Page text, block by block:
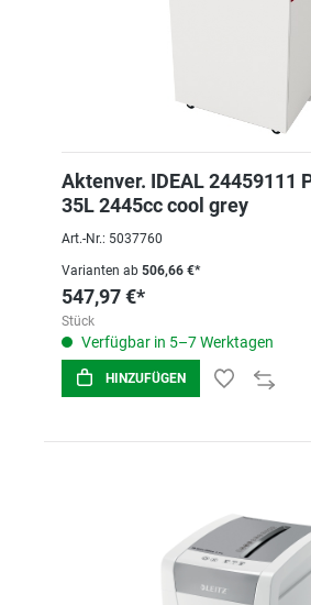
Aktenver. IDEAL 24459111
35L 2445cc cool grey
Art.-Nr.: 5037760
Varianten ab 506,66 €*
547,97 €*
Stück
Verfügbar in 5–7 Werktagen
HINZUFÜGEN